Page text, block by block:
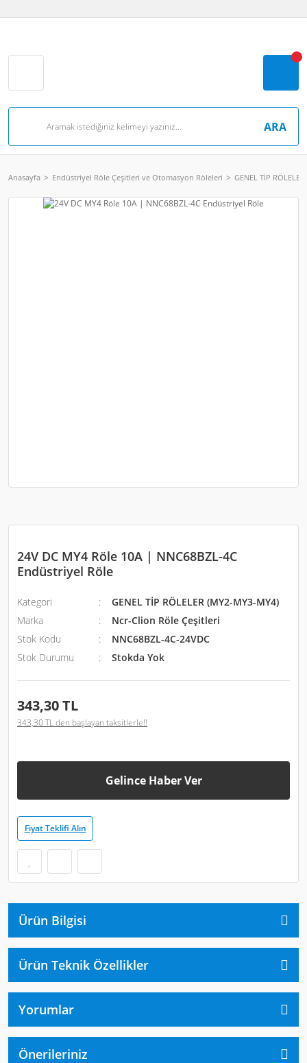
ARA
Anasayfa Endüstriyel Röle Çeşitleri ve Otomasyon Röleleri GENEL TİP
24V DC MY4 Röle 10A | NNC68BZL-4C
Endüstriyel Röle
Kategori
GENEL TİP RÖLELER (MY2-MY3-MY4)
Marka
Ncr-Clion Röle Çeşitleri
Stok Kodu
NNC68BZL-4C-24VDC
Stok Durumu
Stokda Yok
343,30 TL
343,30 TL den başlayan taksitlerle!!
Gelince Haber Ver
Fiyat Teklifi Alın
Ürün Bilgisi
Ürün Teknik Özellikler
Yorumlar
Önerileriniz